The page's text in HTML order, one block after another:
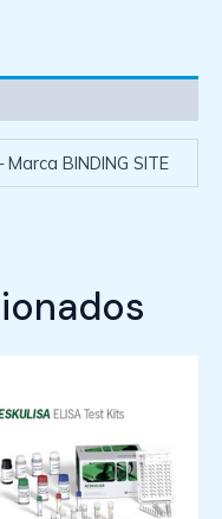
BINDING SITE